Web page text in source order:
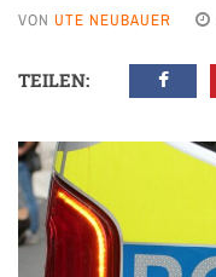
VON UTE NEUBAUER
TEILEN: